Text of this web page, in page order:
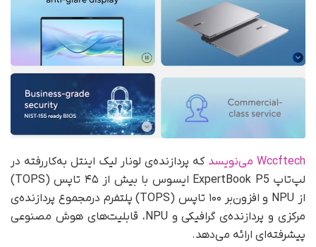
Wccftech می‌نویسد
که پردازنده‌ی لونار لیک اینتل به‌کاررفته در
لپ‌تاپ ExpertBook P5 ایسوس با بیش از ۴۵ تاپس (TOPS)
از NPU و افزون‌بر ۱۰۰ تاپس (TOPS) پلتفرم در‌مجموع پردازنده‌ی
مرکزی و پردازنده‌ی گرافیکی و NPU، قابلیت‌های هوش مصنوعی
پیشرفته‌ای ارائه می‌دهد.